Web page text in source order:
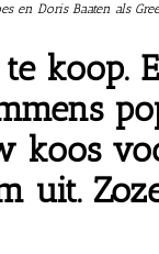
en Doris Baaten als
koop.
koos
uit.